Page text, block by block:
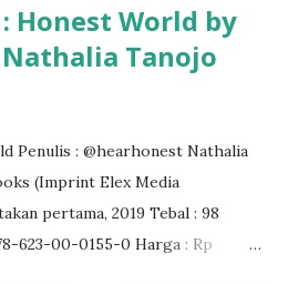
Honest World by
Tanojo
Penulis : @hearhonest Nathalia
(Imprint Elex Media
pertama, 2019 Tebal : 98
623-00-0155-0 Harga : Rp